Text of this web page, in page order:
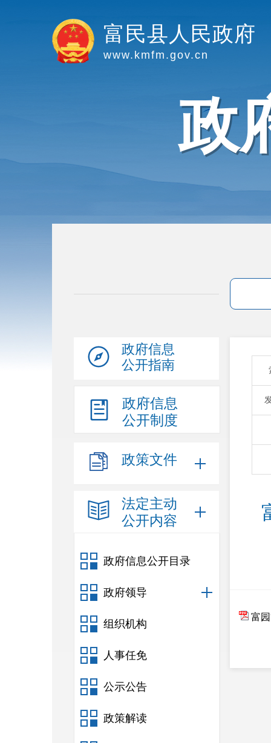
富民县人民政府
www.kmfm.gov.cn
政
政府信息
公开指南
政府信息
公开制度
政策文件
法定主动
公开内容
政府信息公开目录
政府领导
组织机构
人事任免
公示公告
政策解读
富